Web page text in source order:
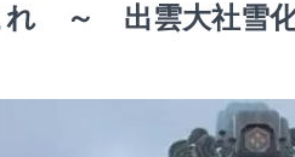
れ ～ 出雲大社雪